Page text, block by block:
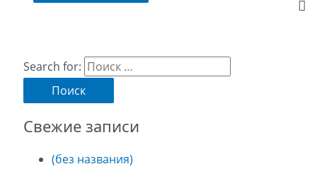
Search for:
Свежие записи
(без названия)